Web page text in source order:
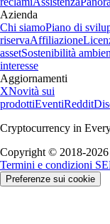
Azienda
Chi siamoPiano di
riservaAffiliazione
assetSostenibilità
interesse
Aggiornamenti
XNovità sui
prodottiEventiReddit
Cryptocurrency in
Copyright © 2018-
Termini e condizioni
Preferenze sui cookie